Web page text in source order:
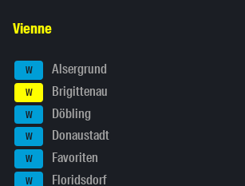
Vienne
W Alsergrund
W Brigittenau
W Döbling
W Donaustadt
W Favoriten
W Floridsdorf